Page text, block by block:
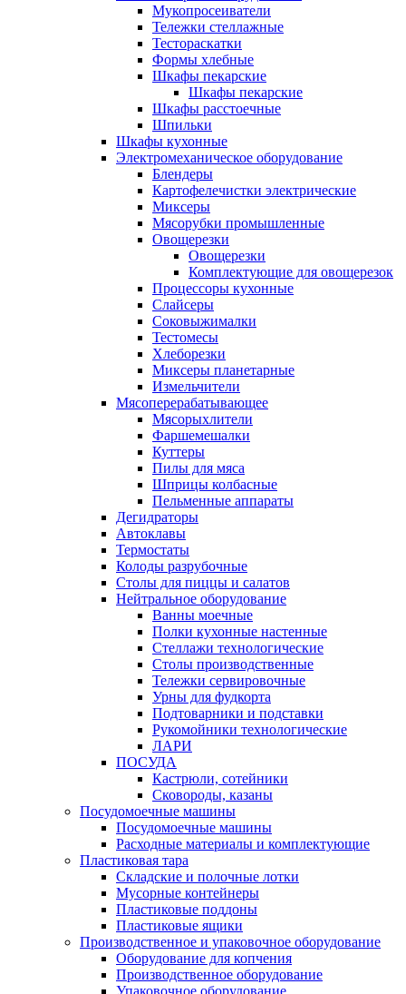
Мукопросеиватели
Тележки стеллажные
Тестораскатки
Формы хлебные
Шкафы пекарские
Шкафы пекарские
Шкафы расстоечные
Шпильки
Шкафы кухонные
Электромеханическое оборудование
Блендеры
Картофелечистки электрические
Миксеры
Мясорубки промышленные
Овощерезки
Овощерезки
Комплектующие для овощерезок
Процессоры кухонные
Слайсеры
Соковыжималки
Тестомесы
Хлеборезки
Миксеры планетарные
Измельчители
Мясоперерабатывающее
Мясорыхлители
Фаршемешалки
Куттеры
Пилы для мяса
Шприцы колбасные
Пельменные аппараты
Дегидраторы
Автоклавы
Термостаты
Колоды разрубочные
Столы для пиццы и салатов
Нейтральное оборудование
Ванны моечные
Полки кухонные настенные
Стеллажи технологические
Столы производственные
Тележки сервировочные
Урны для фудкорта
Подтоварники и подставки
Рукомойники технологические
ЛАРИ
ПОСУДА
Кастрюли, сотейники
Сковороды, казаны
Посудомоечные машины
Посудомоечные машины
Расходные материалы и комплектующие
Пластиковая тара
Складские и полочные лотки
Мусорные контейнеры
Пластиковые поддоны
Пластиковые ящики
Производственное и упаковочное оборудование
Оборудование для копчения
Производственное оборудование
Упаковочное оборудование